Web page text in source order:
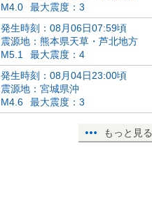
M4.0
最大震度：3
発生時刻：08月06日07:59頃
震源地：熊本県天草・芦北地方
M5.1
最大震度：4
発生時刻：08月04日23:00頃
震源地：宮城県沖
M4.6
最大震度：3
もっと見る